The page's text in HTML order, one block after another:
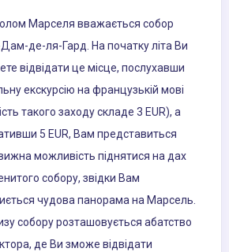
Марселя вважається собор
де-ля-Гард. На початку літа Ви
відвідати це місце, послухавши
екскурсію на французькій мові
такого заходу складе 3 EUR), а
5 EUR, Вам представиться
можливість піднятися на дах
собору, звідки Вам
чудова панорама на Марсель.
собору розташовується абатство
де Ви зможе відвідати